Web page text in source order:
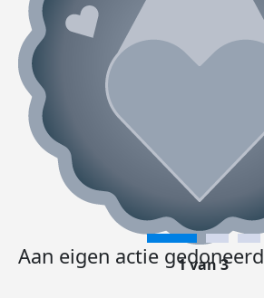
Aan eigen actie gedoneerd
1 van 3